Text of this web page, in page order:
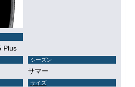
Plus
シーズン
サマー
サイズ